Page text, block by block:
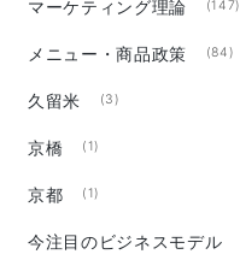
マーケティング理論 (147)
メニュー・商品政策 (84)
久留米 (3)
京橋 (1)
京都 (1)
今注目のビジネスモデル